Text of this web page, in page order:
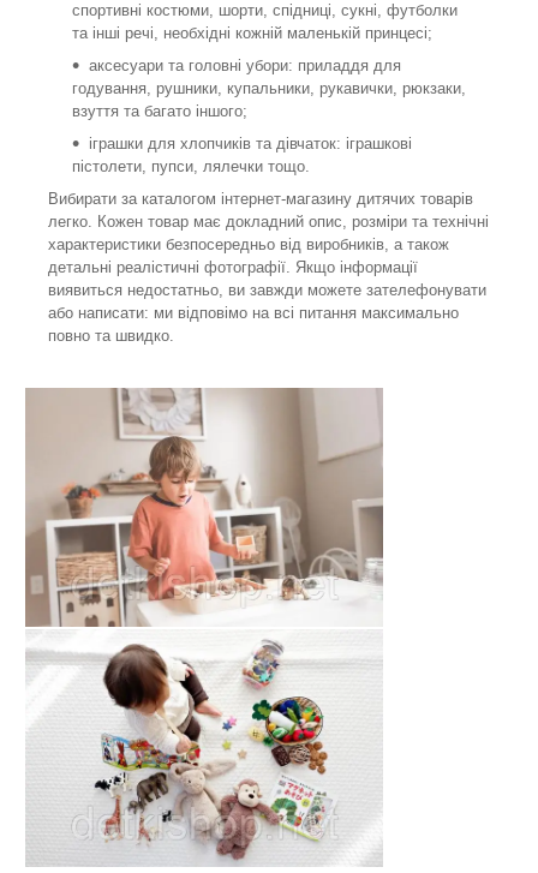
спортивні костюми, шорти, спідниці, сукні, футболки
та інші речі, необхідні кожній маленькій принцесі;
аксесуари та головні убори: приладдя для
годування, рушники, купальники, рукавички, рюкзаки,
взуття та багато іншого;
іграшки для хлопчиків та дівчаток: іграшкові
пістолети, пупси, лялечки тощо.
Вибирати за каталогом інтернет-магазину дитячих товарів
легко. Кожен товар має докладний опис, розміри та технічні
характеристики безпосередньо від виробників, а також
детальні реалістичні фотографії. Якщо інформації
виявиться недостатньо, ви завжди можете зателефонувати
або написати: ми відповімо на всі питання максимально
повно та швидко.